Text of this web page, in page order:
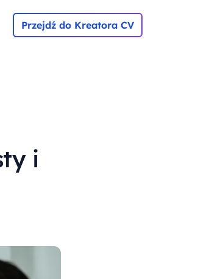
Przejdź do Kreatora CV
i